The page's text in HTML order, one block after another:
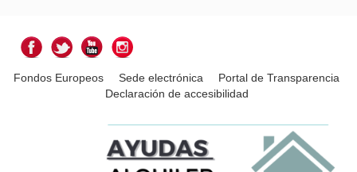
Fondos Europeos Sede electrónica
Portal de Transparencia
Declaración de accesibilidad